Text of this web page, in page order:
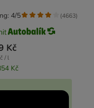
Kč
/ l
Kč
4/5 (4663)